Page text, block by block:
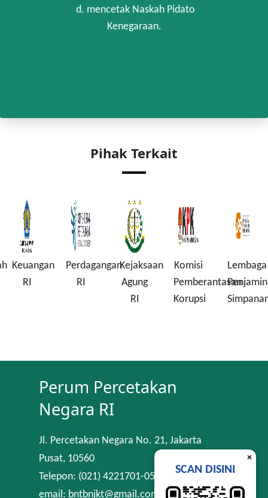
d. mencetak Naskah Pidato
Kenegaraan.
Pihak Terkait
Keuangan
RI
Perdagangan
RI
Kejaksaan
Agung
RI
Komisi
Pemberantasan
Korupsi
Lembaga
Penjamin
Perum Percetakan
Negara RI
Jl. Percetakan Negara No. 21, Jakarta
Pusat, 10560
Telepon: (021) 4221701-05
email: bntbnjkt@gmail.com
×
SCAN DISINI